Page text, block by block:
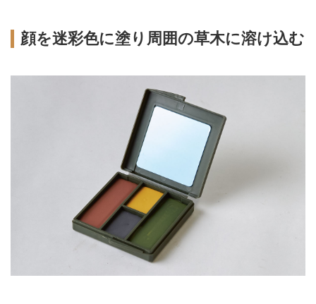
顔を迷彩色に塗り周囲の草木に溶け込む